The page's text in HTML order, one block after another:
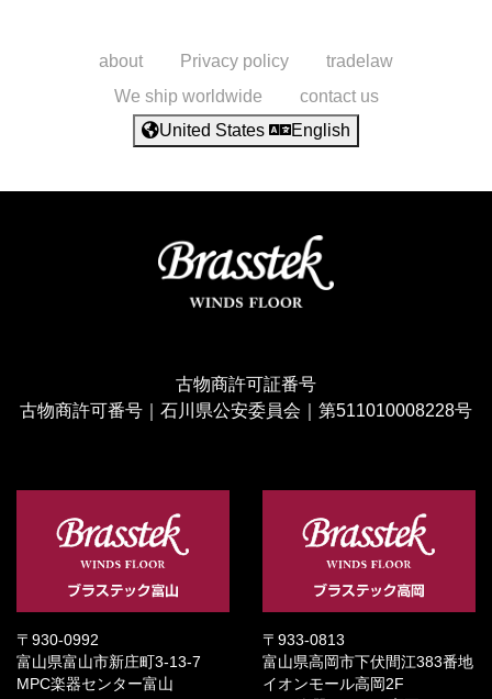
about Privacy policy
tradelaw
We ship worldwide
contact us
United States
English
古物商許可証番号
古物商許可番号｜石川県公安委員会｜第511010008228号
〒930-0992
富山県富山市新庄町3-13-7
MPC楽器センター富山
〒933-0813
富山県高岡市下伏間江383番地
イオンモール高岡2F